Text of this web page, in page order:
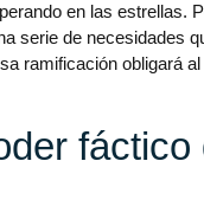
en las estrellas.
serie de necesidades
ramificación obligará
fáctico